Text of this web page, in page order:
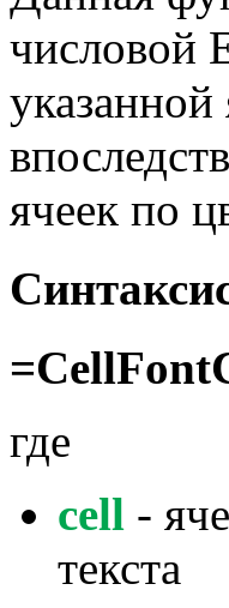
числовой
ячеек по
где
cell -
текста